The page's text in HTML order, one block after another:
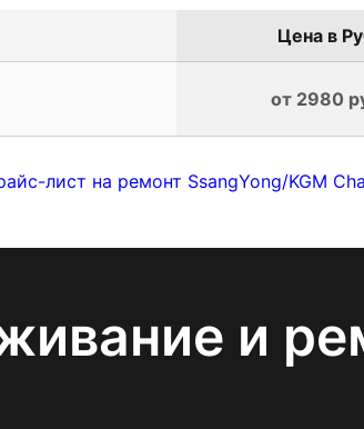
Цена в
от 2980
лист на ремонт SsangYong/KGM
и